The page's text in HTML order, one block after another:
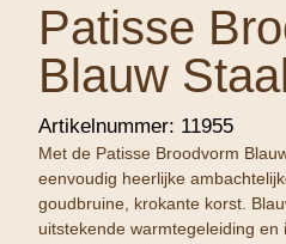
Patisse
Blauw
Artikelnummer: 11955
Met de Patisse Broodvorm
eenvoudig heerlijke
goudbruine, krokante korst.
uitstekende warmtegeleiding